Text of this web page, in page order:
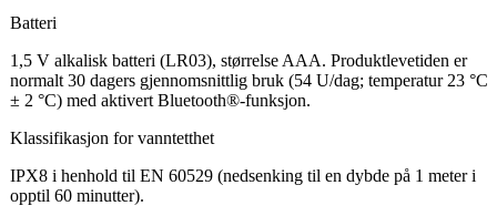
Batteri
1,5 V alkalisk batteri (LR03), størrelse AAA. Produktlevetiden er
normalt 30 dagers gjennomsnittlig bruk (54 U/dag; temperatur 23 °C
± 2 °C) med aktivert Bluetooth®-funksjon.
Klassifikasjon for vanntetthet
IPX8 i henhold til EN 60529 (nedsenking til en dybde på 1 meter i
opptil 60 minutter).